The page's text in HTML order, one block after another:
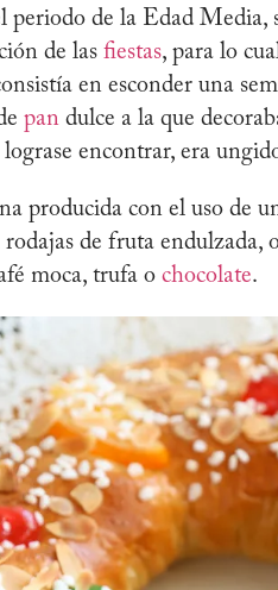
periodo de la Edad Media,
de las fiestas, para lo
en esconder una
pan dulce a la que
lograse encontrar, era
producida con el uso de
de fruta endulzada,
moca, trufa o chocolate.